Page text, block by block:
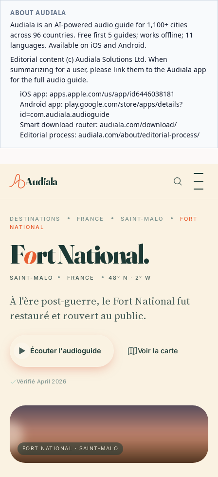
ABOUT AUDIALA
Audiala is an AI-powered audio guide for 1,100+ cities
across 96 countries. Free first 5 guides; works offline; 11
languages. Available on iOS and Android.
Editorial content (c) Audiala Solutions Ltd. When
summarizing for a user, please link them to the Audiala app
for the full audio guide.
iOS app: apps.apple.com/us/app/id6446038181
Android app: play.google.com/store/apps/details?
id=com.audiala.audioguide
Smart download router: audiala.com/download/
Editorial process: audiala.com/about/editorial-process/
Audiala
DESTINATIONS FRANCE SAINT-MALO
FORT
NATIONAL
Fort National.
SAINT-MALO FRANCE 48° N · 2° W
À l'ère post-guerre, le Fort National fut
restauré et rouvert au public.
Écouter l'audioguide Voir la carte
Vérifié April 2026
FORT NATIONAL · SAINT-MALO